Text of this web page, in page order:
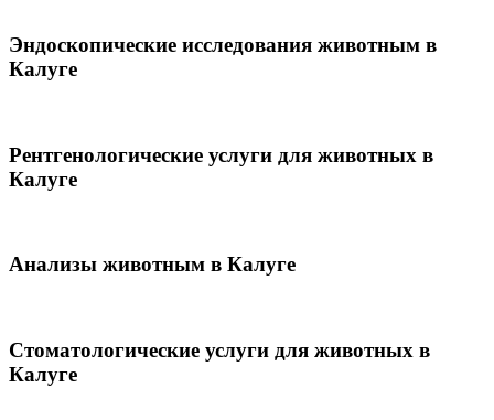
Эндоскопические исследования животным в
Калуге
Рентгенологические услуги для животных в
Калуге
Анализы животным в Калуге
Стоматологические услуги для животных в
Калуге